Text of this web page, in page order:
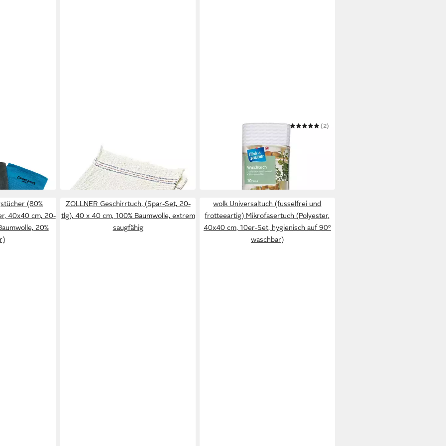
Baumwolle Geschirrtuch Küchentuch
Reinigungstücher
(0,01 €/ 1 Stk)
in 4-5 Werktagen bei dir
FLINK & SAUBER
Reinigungstücher
(2)
in 2-3 Werktagen bei dir
(80%
40x40 cm, 20-
20%
ZOLLNER Geschirrtuch, (Spar-Set, 20-
tlg), 40 x 40 cm, 100% Baumwolle, extrem
saugfähig
wolk Universaltuch (fusselfrei und
frotteeartig) Mikrofasertuch (Polyester,
40x40 cm, 10er-Set, hygienisch auf 90°
waschbar)